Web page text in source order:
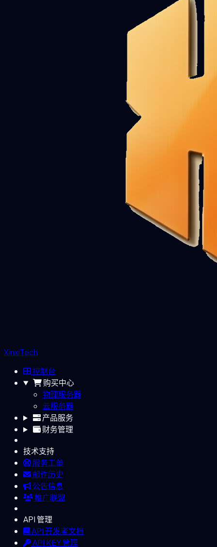
XinxiTech
控制台
购买中心
物理服务器
云服务器
产品服务
财务管理
技术支持
服务工单
邮件历史
公告信息
推广联盟
API 管理
API 开发者文档
API KEY 管理